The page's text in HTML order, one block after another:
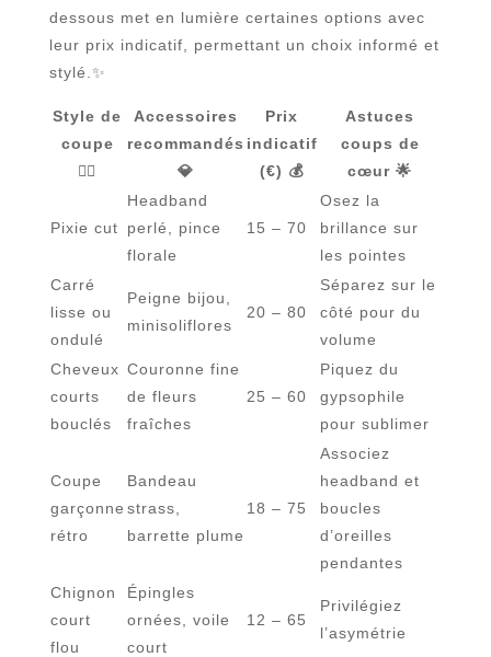
dessous met en lumière certaines options avec
leur prix indicatif, permettant un choix informé et
stylé.✨
Style de
coupe
💇‍♀️
Accessoires
recommandés
💎
Prix
indicatif
(€) 💰
Astuces
coups de
cœur 🌟
Pixie cut
Headband
perlé, pince
florale
15 – 70
Osez la
brillance sur
les pointes
Carré
lisse ou
ondulé
Peigne bijou,
minisoliflores
20 – 80
Séparez sur le
côté pour du
volume
Cheveux
courts
bouclés
Couronne fine
de fleurs
fraîches
25 – 60
Piquez du
gypsophile
pour sublimer
Coupe
garçonne
rétro
Bandeau
strass,
barrette plume
18 – 75
Associez
headband et
boucles
d’oreilles
pendantes
Chignon
court
flou
Épingles
ornées, voile
court
12 – 65
Privilégiez
l’asymétrie